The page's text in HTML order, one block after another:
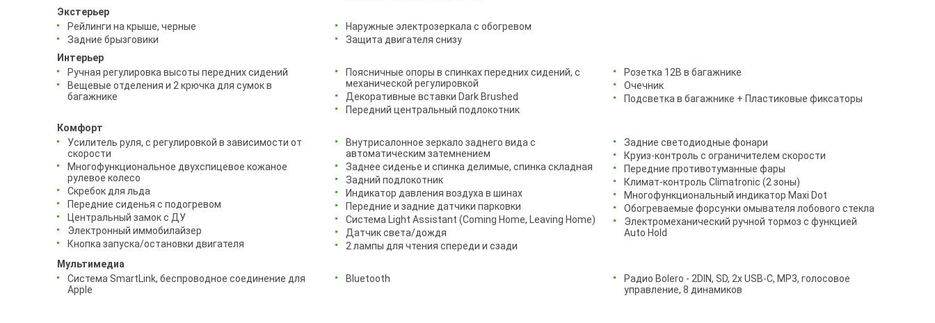
Экстерьер
Рейлинги на крыше, черные
Задние брызговики
Наружные электрозеркала с обогревом
Защита двигателя снизу
Интерьер
Ручная регулировка высоты передних сидений
Вещевые отделения и 2 крючка для сумок в
багажнике
Поясничные опоры в спинках передних сидений, с
механической регулировкой
Декоративные вставки Dark Brushed
Передний центральный подлокотник
Розетка 12В в багажнике
Очечник
Подсветка в багажнике + Пластиковые фиксаторы
Комфорт
Усилитель руля, с регулировкой в зависимости от
скорости
Многофункциональное двухспицевое кожаное
рулевое колесо
Скребок для льда
Передние сиденья с подогревом
Центральный замок с ДУ
Электронный иммобилайзер
Кнопка запуска/остановки двигателя
Внутрисалонное зеркало заднего вида с
автоматическим затемнением
Заднее сиденье и спинка делимые, спинка складная
Задний подлокотник
Индикатор давления воздуха в шинах
Передние и задние датчики парковки
Система Light Assistant (Coming Home, Leaving Home)
Датчик света/дождя
2 лампы для чтения спереди и сзади
Задние светодиодные фонари
Круиз-контроль с ограничителем скорости
Передние противотуманные фары
Климат-контроль Climatronic (2 зоны)
Многофункциональный индикатор Maxi Dot
Обогреваемые форсунки омывателя лобового стекла
Электромеханический ручной тормоз с функцией
Auto Hold
Мультимедиа
Система SmartLink, беспроводное соединение для
Apple
Bluetooth
Радио Bolero - 2DIN, SD, 2x USB-C, MP3, голосовое
управление, 8 динамиков